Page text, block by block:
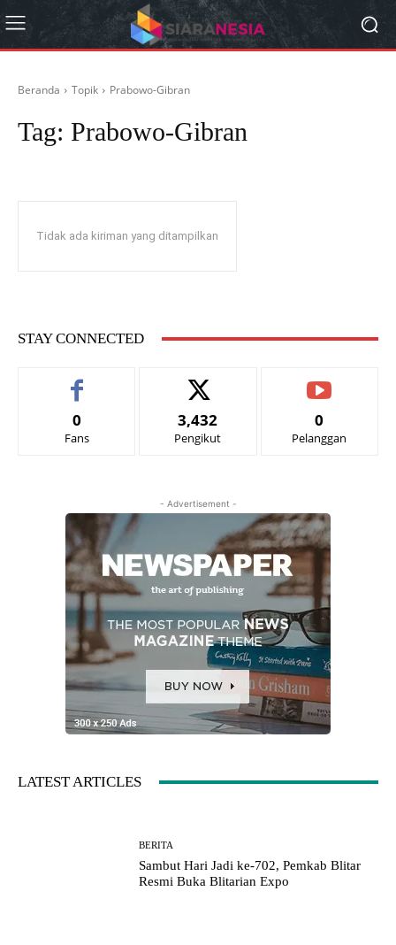
Beranda Topik Prabowo-Gibran
Tag: Prabowo-Gibran
Tidak ada kiriman yang ditampilkan
STAY CONNECTED
0
Fans
3,432
Pengikut
0
Pelanggan
- Advertisement -
LATEST ARTICLES
BERITA
Sambut Hari Jadi ke-702, Pemkab Blitar
Resmi Buka Blitarian Expo